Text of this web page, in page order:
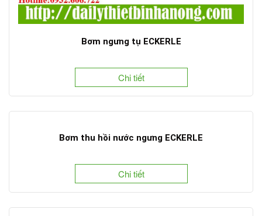
Bơm ngưng tụ ECKERLE
Chi tiết
Bơm thu hồi nước ngưng ECKERLE
Chi tiết